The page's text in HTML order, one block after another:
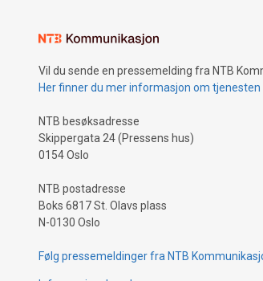
Vil du sende en pressemelding fra NTB
Her finner du mer informasjon om tjenesten
NTB besøksadresse
Skippergata 24 (Pressens hus)
0154 Oslo
NTB postadresse
Boks 6817 St. Olavs plass
N-0130 Oslo
Følg pressemeldinger fra NTB